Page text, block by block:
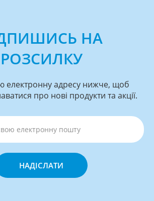
НА
РОЗСИЛКУ
електронну адресу нижче, щоб
про нові продукти та акції.
НАДІСЛАТИ